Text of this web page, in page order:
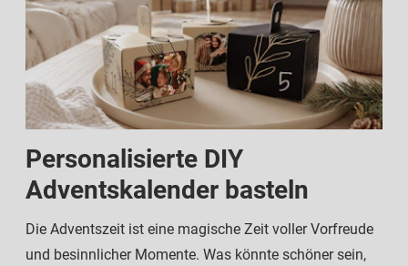
Personalisierte DIY
Adventskalender basteln
Die Adventszeit ist eine magische Zeit voller Vorfreude
und besinnlicher Momente. Was könnte schöner sein,